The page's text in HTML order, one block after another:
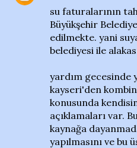
su faturalarının
Büyükşehir
edilmekte. yani
belediyesi ile
yardım gecesinde
kayseri'den
konusunda
açıklamaları var.
kaynağa
yapılmasını ve bu